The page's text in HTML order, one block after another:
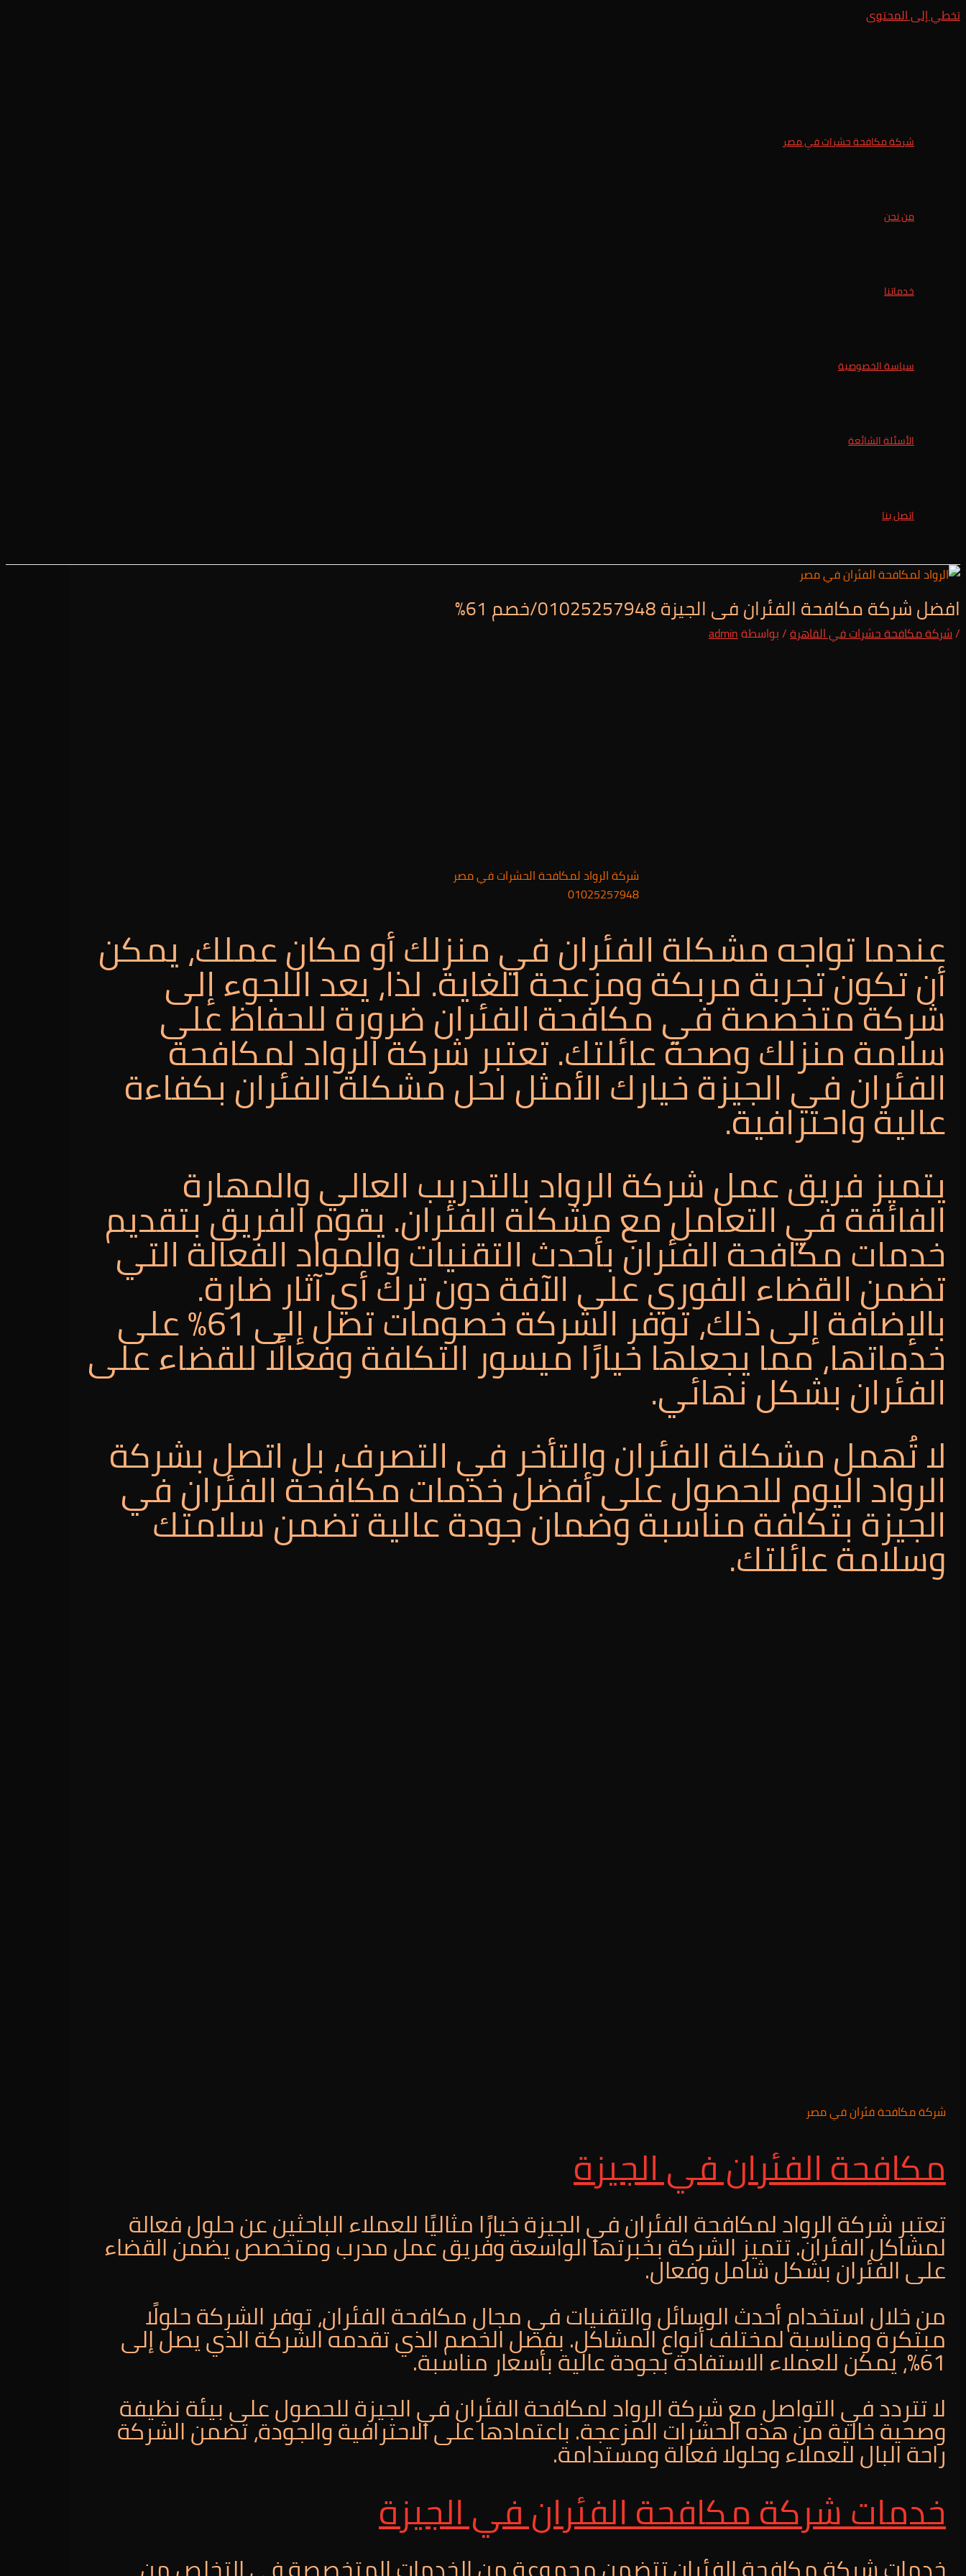
تخطي إلى المحتوى
شركة مكافحة حشرات في مصر
من نحن
خدماتنا
سياسة الخصوصية
الأسئلة الشائعة
اتصل بنا
افضل شركة مكافحة الفئران فى الجيزة 01025257948/خصم 61%
/شركة مكافحة حشرات في القاهرة/ بواسطةadmin
شركة الرواد لمكافحة الحشرات في مصر
01025257948
عندما تواجه مشكلة الفئران في منزلك أو مكان عملك، يمكن
أن تكون تجربة مربكة ومزعجة للغاية. لذا، يعد اللجوء إلى
شركة متخصصة في مكافحة الفئران ضرورة للحفاظ على
سلامة منزلك وصحة عائلتك. تعتبر شركة الرواد لمكافحة
الفئران في الجيزة خيارك الأمثل لحل مشكلة الفئران بكفاءة
عالية واحترافية.
يتميز فريق عمل شركة الرواد بالتدريب العالي والمهارة
الفائقة في التعامل مع مشكلة الفئران. يقوم الفريق بتقديم
خدمات مكافحة الفئران بأحدث التقنيات والمواد الفعالة التي
تضمن القضاء الفوري على الآفة دون ترك أي آثار ضارة.
بالإضافة إلى ذلك، توفر الشركة خصومات تصل إلى 61% على
خدماتها، مما يجعلها خيارًا ميسور التكلفة وفعالًا للقضاء على
الفئران بشكل نهائي.
لا تُهمل مشكلة الفئران والتأخر في التصرف، بل اتصل بشركة
الرواد اليوم للحصول على أفضل خدمات مكافحة الفئران في
الجيزة بتكلفة مناسبة وضمان جودة عالية تضمن سلامتك
وسلامة عائلتك.
شركة مكافحة فئران في مصر
مكافحة الفئران في الجيزة
تعتبر شركة الرواد لمكافحة الفئران في الجيزة خيارًا مثاليًا للعملاء الباحثين عن حلول فعالة
لمشاكل الفئران. تتميز الشركة بخبرتها الواسعة وفريق عمل مدرب ومتخصص يضمن القضاء
على الفئران بشكل شامل وفعال.
من خلال استخدام أحدث الوسائل والتقنيات في مجال مكافحة الفئران، توفر الشركة حلولًا
مبتكرة ومناسبة لمختلف أنواع المشاكل. بفضل الخصم الذي تقدمه الشركة الذي يصل إلى
61%، يمكن للعملاء الاستفادة بجودة عالية بأسعار مناسبة.
لا تتردد في التواصل مع شركة الرواد لمكافحة الفئران في الجيزة للحصول على بيئة نظيفة
وصحية خالية من هذه الحشرات المزعجة. باعتمادها على الاحترافية والجودة، تضمن الشركة
راحة البال للعملاء وحلولا فعالة ومستدامة.
خدمات شركة مكافحة الفئران في الجيزة